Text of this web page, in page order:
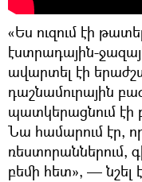
«Ես ուզում էի
էստրադային-
ավարտել էի
դաշնամուրային
պատկերացնում էի
Նա համարում էր,
ռեստորաններում,
բեմի հետ», — նշել